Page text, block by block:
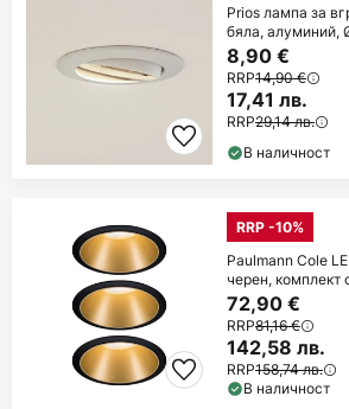
Prios лампа за
бяла, алуминий,
8,90 €
RRP14,90 €
17,41 лв.
RRP29,14 лв.
В наличност
RRP -10%
Paulmann Cole
черен, комплект
72,90 €
RRP81,16 €
142,58 лв.
RRP158,74 лв.
В наличност